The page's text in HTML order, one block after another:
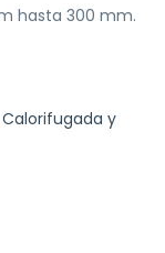
hasta 300 mm.
Calorifugada y